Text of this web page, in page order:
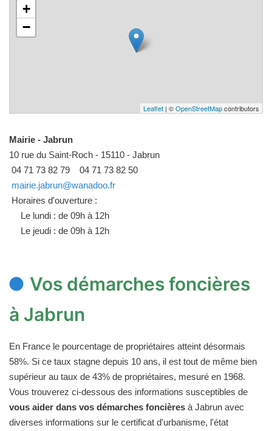
+
−
Leaflet | ©OpenStreetMapcontributors
Mairie - Jabrun
10 rue du Saint-Roch - 15110 - Jabrun
04 71 73 82 79
04 71 73 82 50
mairie.jabrun@wanadoo.fr
Horaires d'ouverture :
Le lundi : de 09h à 12h
Le jeudi : de 09h à 12h
Vos démarches foncières
à Jabrun
En France le pourcentage de propriétaires atteint désormais
58%. Si ce taux stagne depuis 10 ans, il est tout de même bien
supérieur au taux de 43% de propriétaires, mesuré en 1968.
Vous trouverez ci-dessous des informations susceptibles de
vous aider dans vos démarches foncières à Jabrun avec
diverses informations sur le certificat d'urbanisme, l'état